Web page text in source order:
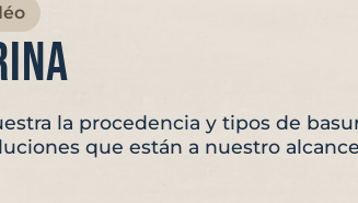
la procedencia y tipos de
que están a nuestro alcance